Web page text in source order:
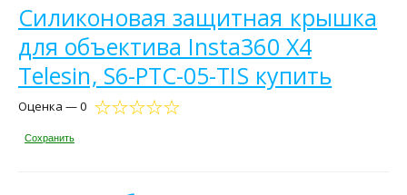
Силиконовая защитная крышка
для объектива Insta360 X4
Telesin, S6-PTC-05-TIS купить
Оценка — 0
Сохранить